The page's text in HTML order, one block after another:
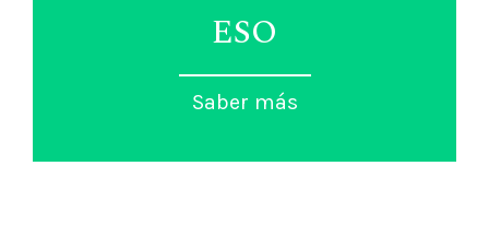
ESO
Saber más